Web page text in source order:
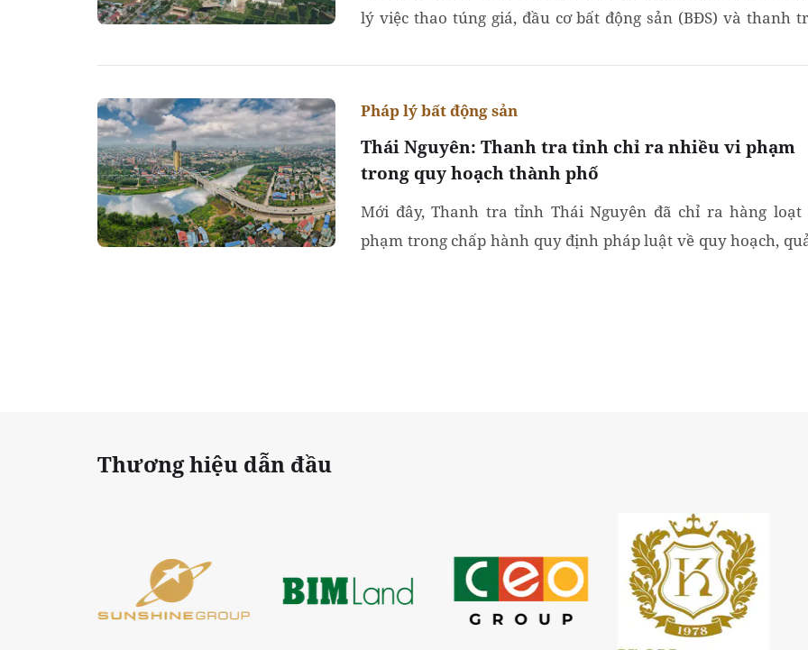
lý việc thao túng giá, đầu cơ bất động sản (BĐS) và thanh
Thái Nguyên: Thanh tra tỉnh chỉ ra nhiều vi phạm
trong quy hoạch thành phố
Pháp lý bất động sản
Mới đây, Thanh tra tỉnh Thái Nguyên đã chỉ ra hàng loạt
phạm trong chấp hành quy định pháp luật về quy hoạch,
Thương hiệu dẫn đầu